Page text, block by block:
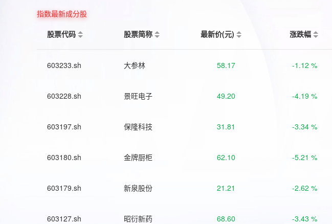
指数最新成分股
股票代码
股票简称 最新价(元) 涨跌幅
603233.sh 大参林 58.17 -1.12 %
603228.sh 景旺电子 49.20 -4.19 %
603197.sh 保隆科技 31.81 -3.34 %
603180.sh 金牌厨柜 62.10 -5.21 %
603179.sh 新泉股份 21.21 -2.62 %
603127.sh 昭衍新药 68.60 -3.43 %